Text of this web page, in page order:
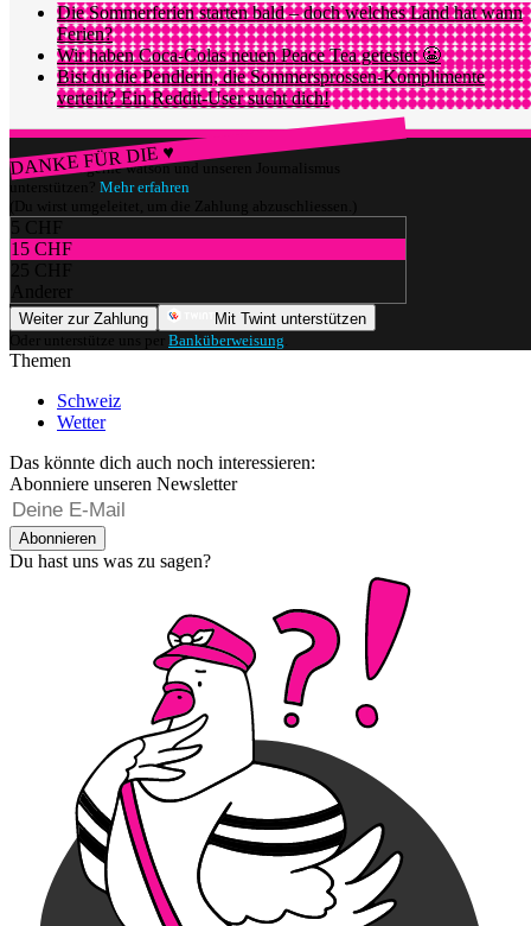
Die Sommerferien starten bald – doch welches Land hat wann
Ferien?
Wir haben Coca-Colas neuen Peace Tea getestet 😬
Bist du die Pendlerin, die Sommersprossen-Komplimente
verteilt? Ein Reddit-User sucht dich!
DANKE FÜR DIE ♥
Würdest du gerne watson und unseren Journalismus
unterstützen? Mehr erfahren
(Du wirst umgeleitet, um die Zahlung abzuschliessen.)
5 CHF
15 CHF
25 CHF
Anderer
Weiter zur Zahlung
Mit Twint unterstützen
Oder unterstütze uns per Banküberweisung
Themen
Schweiz
Wetter
Das könnte dich auch noch interessieren:
Abonniere unseren Newsletter
Abonnieren
Du hast uns was zu sagen?